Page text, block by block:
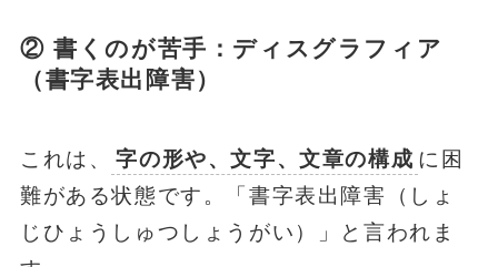
② 書くのが苦手：ディスグラフィア
（書字表出障害）
これは、 字の形や、文字、文章の構成 に困
難がある状態です。「書字表出障害（しょ
じひょうしゅつしょうがい）」と言われま